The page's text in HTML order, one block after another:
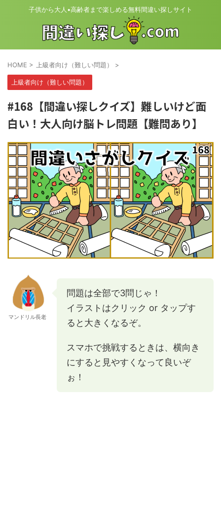
子供から大人•高齢者まで楽しめる無料間違い探しサイト
HOME > 上級者向け（難しい問題） >
上級者向け（難しい問題）
#168【間違い探しクイズ】難しいけど面
白い！大人向け脳トレ問題【難問あり】
マンドリル長老
問題は全部で3問じゃ！
イラストはクリック or タップす
ると大きくなるぞ。
スマホで挑戦するときは、横向き
にすると見やすくなって良いぞ
ぉ！